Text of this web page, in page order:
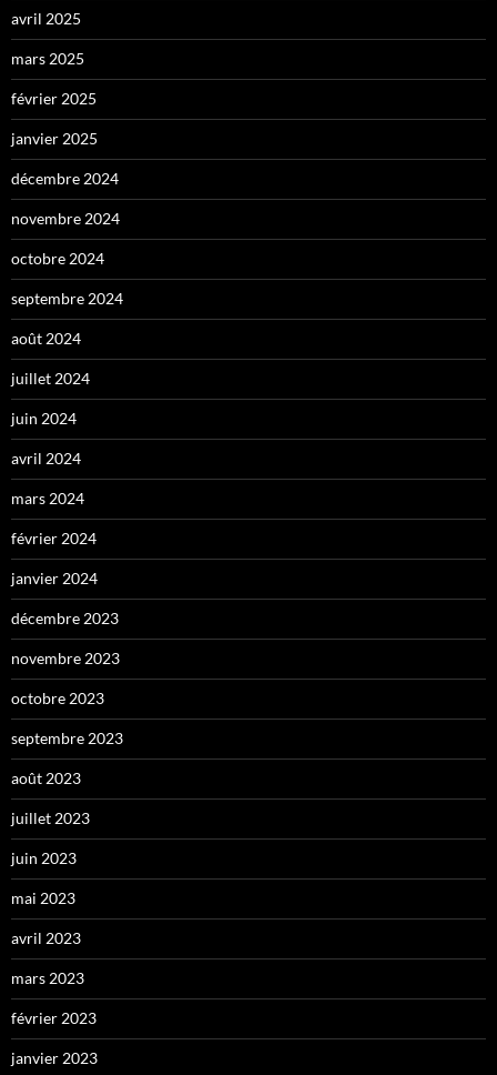
avril 2025
mars 2025
février 2025
janvier 2025
décembre 2024
novembre 2024
octobre 2024
septembre 2024
août 2024
juillet 2024
juin 2024
avril 2024
mars 2024
février 2024
janvier 2024
décembre 2023
novembre 2023
octobre 2023
septembre 2023
août 2023
juillet 2023
juin 2023
mai 2023
avril 2023
mars 2023
février 2023
janvier 2023